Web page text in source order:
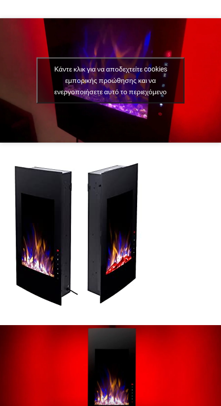
Κάντε κλικ για να αποδεχτείτε cookies
εμπορικής προώθησης και να
ενεργοποιήσετε αυτό το περιεχόμενο